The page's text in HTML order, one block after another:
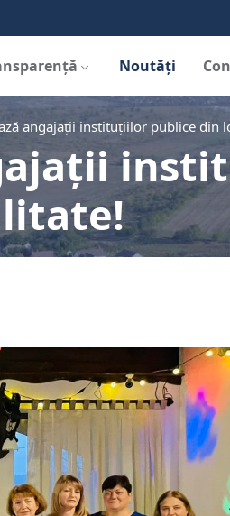
Noutăți
angajații instituțiilor publice din